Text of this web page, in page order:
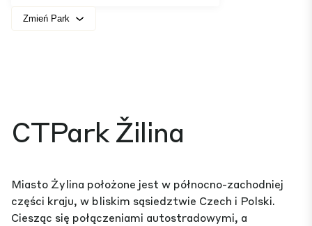
Zmień Park
CTPark Žilina
Miasto Żylina położone jest w północno-zachodniej
części kraju, w bliskim sąsiedztwie Czech i Polski.
Ciesząc się połączeniami autostradowymi, a